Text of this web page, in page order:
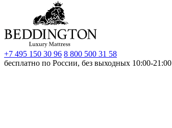
+7 495 150 30 96 8 800 500 31 58
бесплатно по России, без выходных 10:00-21:00